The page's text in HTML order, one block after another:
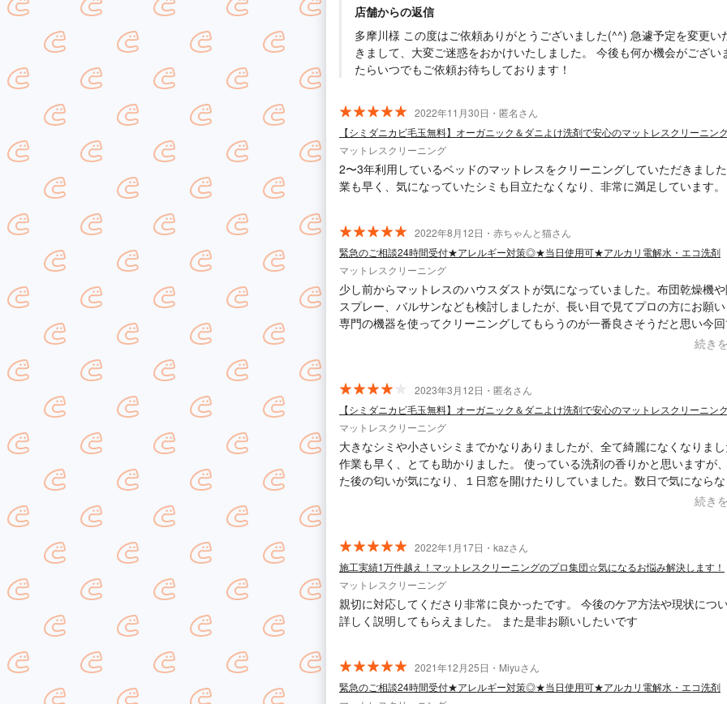
店舗からの返信
多摩川様 この度はご依頼ありがとうございました(^^) 急遽予定を変更いただ
きまして、大変ご迷惑をおかけいたしました。 今後も何か機会がございまし
たらいつでもご依頼お待ちしております！
2022年11月30日・匿名さん
【シミダニカビ毛玉無料】オーガニック＆ダニよけ洗剤で安心のマットレスクリーニン
マットレスクリーニング
2〜3年利用しているベッドのマットレスをクリーニングしていただきまし
業も早く、気になっていたシミも目立たなくなり、非常に満足しています。
2022年8月12日・赤ちゃんと猫さん
緊急のご相談24時間受付★アレルギー対策◎★当日使用可★アルカリ電解水・エコ洗剤
マットレスクリーニング
少し前からマットレスのハウスダストが気になっていました。布団乾燥機
スプレー、バルサンなども検討しましたが、長い目で見てプロの方にお願
専門の機器を使ってクリーニングしてもらうのが一番良さそうだと思い今
トレスクリーニングを依頼しました。優しい雰囲気の方で工程の説明や作
続き
2023年3月12日・匿名さん
【シミダニカビ毛玉無料】オーガニック＆ダニよけ洗剤で安心のマットレスクリーニン
マットレスクリーニング
大きなシミや小さいシミまでかなりありましたが、全て綺麗になくなりま
作業も早く、とても助かりました。 使っている洗剤の香りかと思いますが、やっ
た後の匂いが気になり、１日窓を開けたりしていました。数日で気になら
りましたが、柔軟剤の香りの好き嫌いもある様に好みかと思いますがうち
続き
2022年1月17日・kazさん
施工実績1万件越え！マットレスクリーニングのプロ集団☆気になるお悩み解決します！
マットレスクリーニング
親切に対応してくださり非常に良かったです。 今後のケア方法や現状につ
詳しく説明してもらえました。 また是非お願いしたいです
2021年12月25日・Miyuさん
緊急のご相談24時間受付★アレルギー対策◎★当日使用可★アルカリ電解水・エコ洗剤